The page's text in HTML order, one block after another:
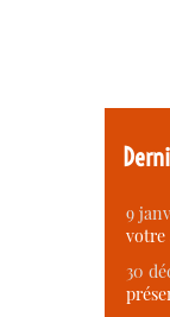
9
votre
30